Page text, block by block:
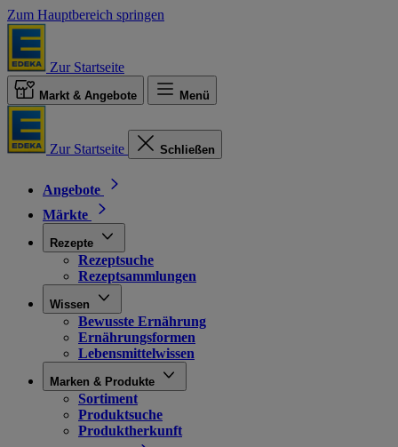
Zum Hauptbereich springen
Zur Startseite
Markt & Angebote Menü
Zur Startseite Schließen
Angebote
Märkte
Rezepte
Rezeptsuche
Rezeptsammlungen
Wissen
Bewusste Ernährung
Ernährungsformen
Lebensmittelwissen
Marken & Produkte
Sortiment
Produktsuche
Produktherkunft